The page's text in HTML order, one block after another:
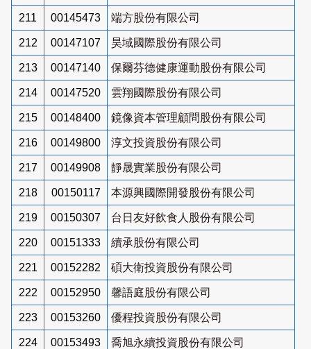
211 00145473 端方股份有限公司
212 00147107 昊域國際股份有限公司
213 00147140 保爾芬德健康運動股份有限公司
214 00147520 雲翔國際股份有限公司
215 00148400 鏡像資本管理顧問股份有限公司
216 00149800 淳文投資股份有限公司
217 00149908 靜晟實業股份有限公司
218 00150117 本源興國際開發股份有限公司
219 00150307 台日友好飲食人股份有限公司
220 00151333 續承股份有限公司
221 00152282 碩大衛投資股份有限公司
222 00152950 馨語庭股份有限公司
223 00153260 優程投資股份有限公司
224 00153493 喬旭永續投資股份有限公司